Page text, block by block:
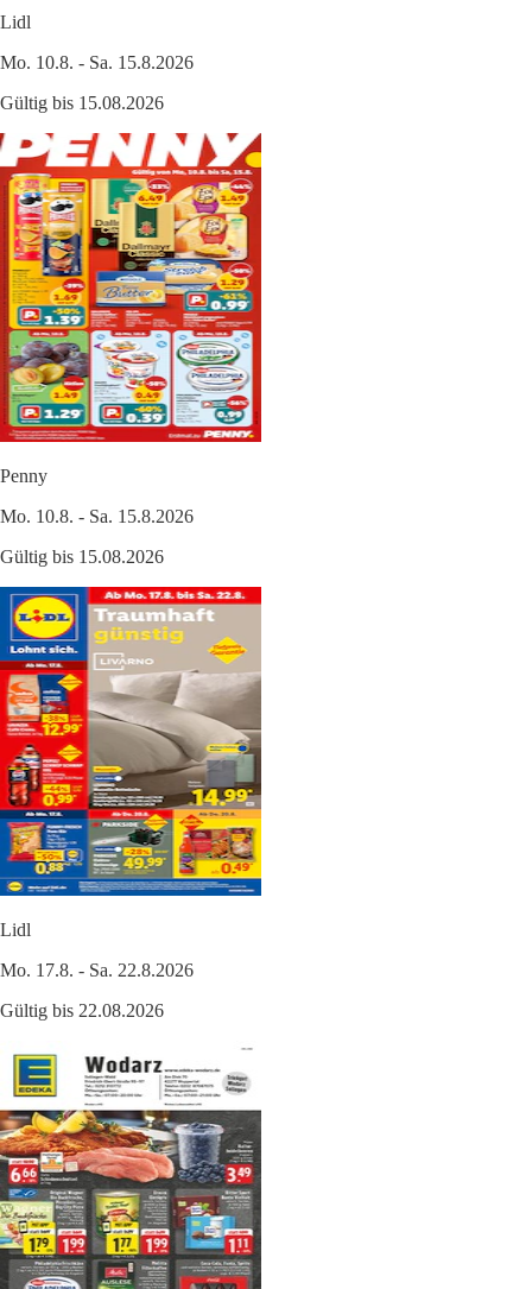
Lidl
Mo. 10.8. - Sa. 15.8.2026
Gültig bis 15.08.2026
Penny
Mo. 10.8. - Sa. 15.8.2026
Gültig bis 15.08.2026
Lidl
Mo. 17.8. - Sa. 22.8.2026
Gültig bis 22.08.2026